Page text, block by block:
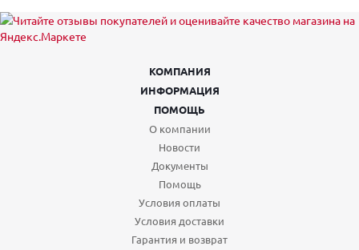
КОМПАНИЯ
ИНФОРМАЦИЯ
ПОМОЩЬ
О компании
Новости
Документы
Помощь
Условия оплаты
Условия доставки
Гарантия и возврат